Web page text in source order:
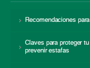
Recomendaciones
Claves para proteger
prevenir estafas